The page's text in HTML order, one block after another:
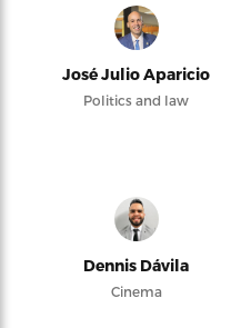
José Julio Aparicio
Politics and law
Dennis Dávila
Cinema